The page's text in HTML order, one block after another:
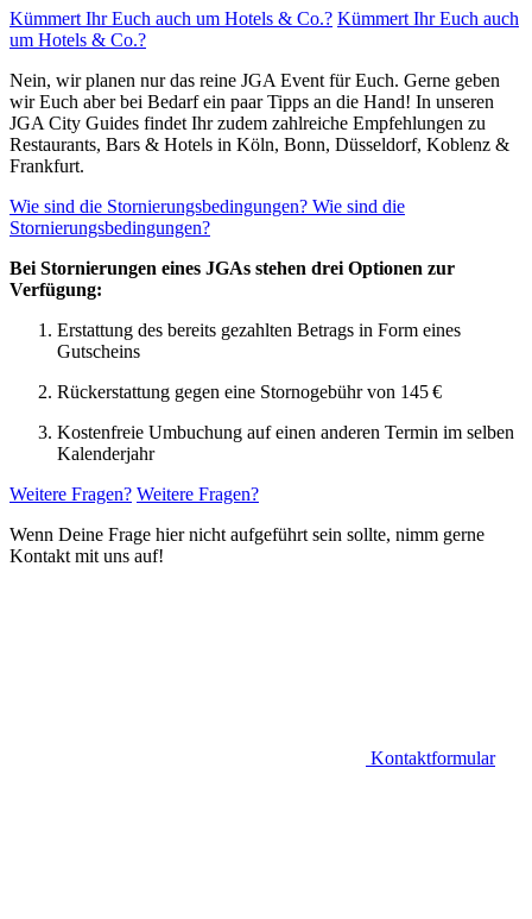
Kümmert Ihr Euch auch um Hotels & Co.? Kümmert Ihr Euch auch
um Hotels & Co.?
Nein, wir planen nur das reine JGA Event für Euch. Gerne geben
wir Euch aber bei Bedarf ein paar Tipps an die Hand! In unseren
JGA City Guides findet Ihr zudem zahlreiche Empfehlungen zu
Restaurants, Bars & Hotels in Köln, Bonn, Düsseldorf, Koblenz &
Frankfurt.
Wie sind die Stornierungsbedingungen? Wie sind die
Stornierungsbedingungen?
Bei Stornierungen eines JGAs stehen drei Optionen zur
Verfügung:
Erstattung des bereits gezahlten Betrags in Form eines
Gutscheins
Rückerstattung gegen eine Stornogebühr von 145 €
Kostenfreie Umbuchung auf einen anderen Termin im selben
Kalenderjahr
Weitere Fragen? Weitere Fragen?
Wenn Deine Frage hier nicht aufgeführt sein sollte, nimm gerne
Kontakt mit uns auf!
Kontaktformular